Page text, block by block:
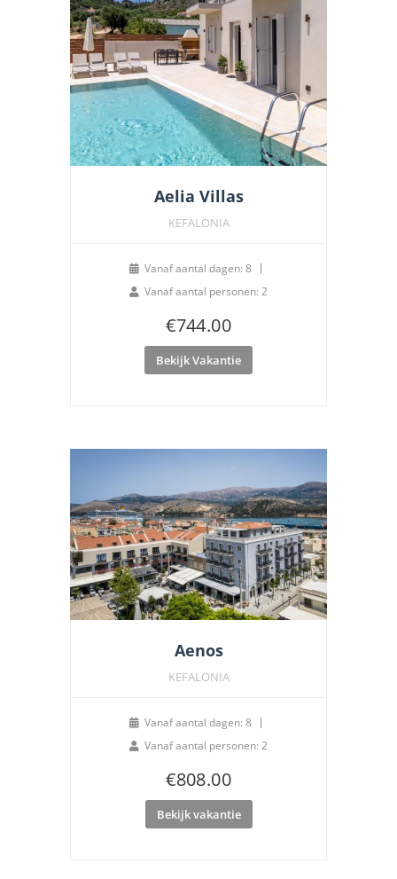
Aelia Villas
KEFALONIA
Vanaf aantal dagen: 8
Vanaf aantal personen: 2
€744.00
Bekijk Vakantie
Aenos
KEFALONIA
Vanaf aantal dagen: 8
Vanaf aantal personen: 2
€808.00
Bekijk vakantie